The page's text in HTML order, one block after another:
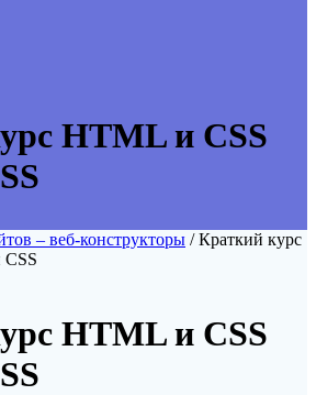
HTML и CSS
– веб-конструкторы / Краткий курс
HTML и CSS